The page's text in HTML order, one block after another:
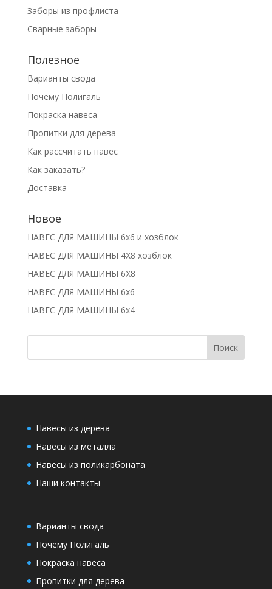
Заборы из профлиста
Сварные заборы
Полезное
Варианты свода
Почему Полигаль
Покраска навеса
Пропитки для дерева
Как рассчитать навес
Как заказать?
Доставка
Новое
НАВЕС ДЛЯ МАШИНЫ 6х6 и хозблок
НАВЕС ДЛЯ МАШИНЫ 4Х8 хозблок
НАВЕС ДЛЯ МАШИНЫ 6Х8
НАВЕС ДЛЯ МАШИНЫ 6х6
НАВЕС ДЛЯ МАШИНЫ 6х4
Навесы из дерева
Навесы из металла
Навесы из поликарбоната
Наши контакты
Варианты свода
Почему Полигаль
Покраска навеса
Пропитки для дерева